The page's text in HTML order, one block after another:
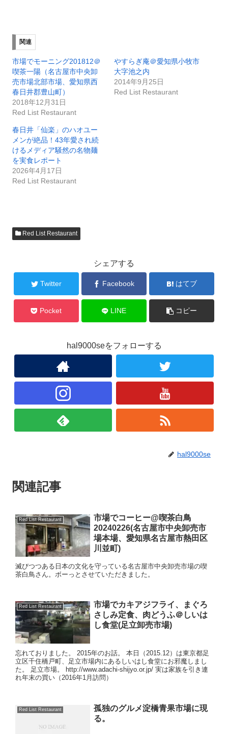
関連
市場でモーニング201812＠
喫茶一陽（名古屋市中央卸
売市場北部市場、愛知県西
春日井郡豊山町）
2018年12月31日
Red List Restaurant
やすらぎ庵＠愛知県小牧市
大字池之内
2014年9月25日
Red List Restaurant
春日井「仙楽」のハオユー
メンが絶品！43年愛され続
けるメディア騒然の名物麺
を実食レポート
2026年4月17日
Red List Restaurant
Red List Restaurant
シェアする
Twitter Facebook はてブ
Pocket LINE コピー
hal9000seをフォローする
hal9000se
関連記事
Red List Restaurant
市場でコーヒー@喫茶白鳥
20240226(名古屋市中央卸売市
場本場、愛知県名古屋市熱田区
川並町)
滅びつつある日本の文化を守っている名古屋市中央卸売市場の喫
茶白鳥さん。ボーっとさせていただきました。
Red List Restaurant
市場でカキアジフライ、まぐろ
さしみ定食、肉どうふ＠しいは
し食堂(足立卸売市場)
忘れておりました。 2015年のお話。 本日（2015.12）は東京都足
立区千住橋戸町、足立市場内にあるしいはし食堂にお邪魔しまし
た。 足立市場。 http://www.adachi-shijyo.or.jp/ 実は家族を引き連
れ年末の買い（2016年1月訪問）
Red List Restaurant
孤独のグルメ淀橋青果市場に現
る。